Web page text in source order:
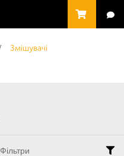
Змішувачі
Фільтри